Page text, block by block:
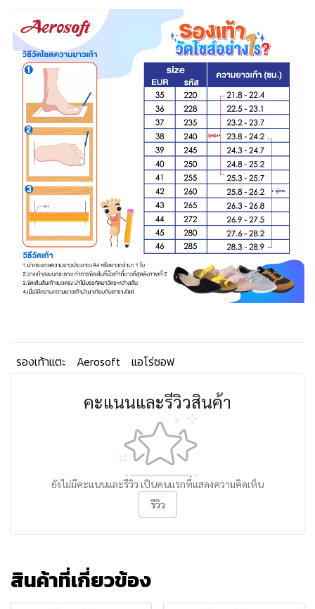
รองเท้าแตะ Aerosoft แอโร่ซอฟ
คะแนนและรีวิวสินค้า
ยังไม่มีคะแนนและรีวิว เป็นคนแรกที่แสดงความคิดเห็น
รีวิว
สินค้าที่เกี่ยวข้อง